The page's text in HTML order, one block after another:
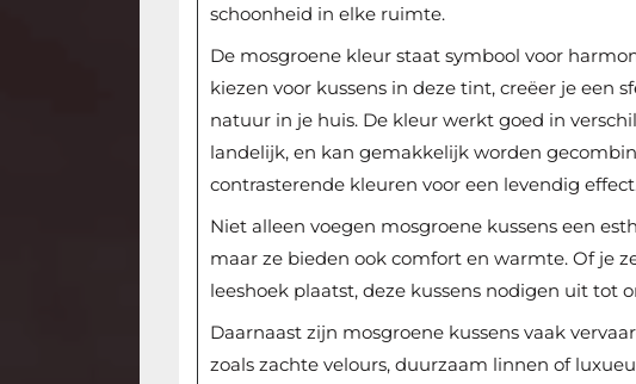
schoonheid in elke ruimte.
De mosgroene kleur staat symbool voor
kiezen voor kussens in deze tint, creëer je een
natuur in je huis. De kleur werkt goed in
landelijk, en kan gemakkelijk worden
contrasterende kleuren voor een levendig
Niet alleen voegen mosgroene kussens een
maar ze bieden ook comfort en warmte. Of je
leeshoek plaatst, deze kussens nodigen uit tot
Daarnaast zijn mosgroene kussens vaak
zoals zachte velours, duurzaam linnen of